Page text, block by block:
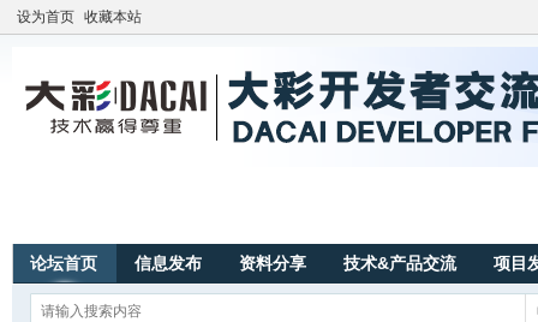
设为首页 收藏本站
论坛首页 信息发布 资料分享 技术&产品交流 项目